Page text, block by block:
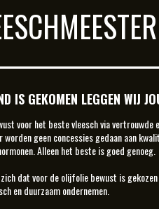
IS GEKOMEN LEGGEN WIJ
voor het beste vleesch via vertrouwde
worden geen concessies gedaan aan
Alleen het beste is goed genoeg.
dat voor de olijfolie bewust is
en duurzaam ondernemen.